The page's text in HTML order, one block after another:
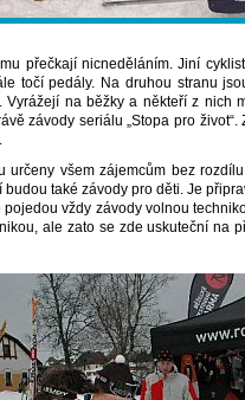
přečkají nicneděláním. Jiní
točí pedály. Na druhou stranu
na běžky a někteří z nich
závody seriálu „Stopa pro
určeny všem zájemcům bez
budou také závody pro děti. Je
vždy závody volnou
ale zato se zde uskuteční na